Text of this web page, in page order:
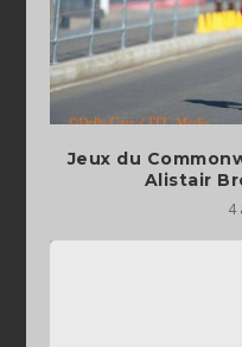
Jeux du
Alistair
4